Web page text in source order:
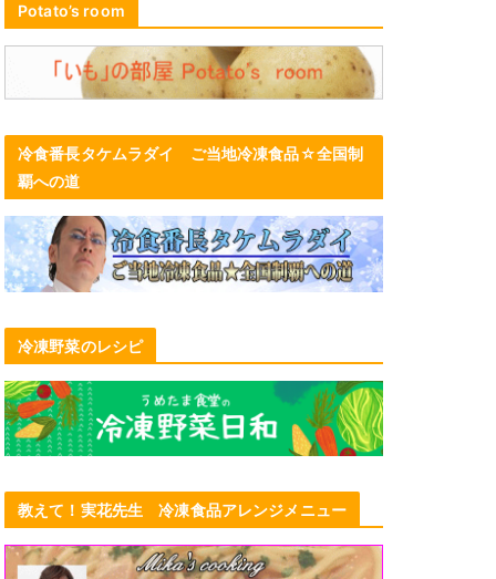
Potato’s room
冷食番長タケムラダイ ご当地冷凍食品☆全国制
覇への道
冷凍野菜のレシピ
教えて！実花先生 冷凍食品アレンジメニュー